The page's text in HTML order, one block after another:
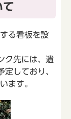
て
る看板を設
ク先には、遺
しており、
ます。